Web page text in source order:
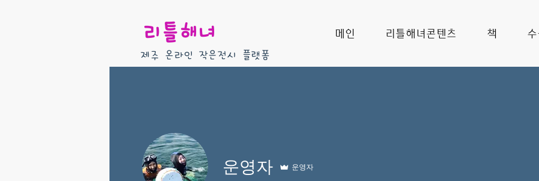
리틀해녀 메인 리틀해녀콘텐츠 책
제주 온라인 작은전시 플랫폼
운영자 운영자